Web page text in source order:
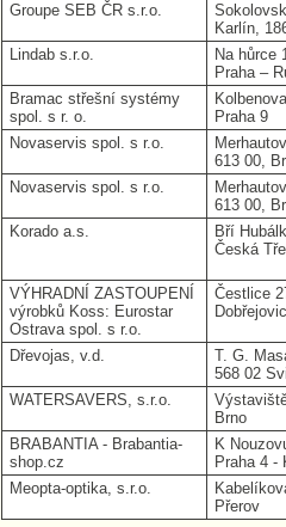
Groupe SEB ČR s.r.o.
Karlín,
Lindab s.r.o.
Na hůrce
Praha –
Bramac střešní systémy
spol. s r. o.
Praha 9
Novaservis spol. s r.o.
613 00,
Novaservis spol. s r.o.
613 00,
Korado a.s.
Bří
Česká
VÝHRADNÍ ZASTOUPENÍ
výrobků Koss: Eurostar
Ostrava spol. s r.o.
Čestlice
Dřevojas, v.d.
T. G.
568 02
WATERSAVERS, s.r.o.
Brno
BRABANTIA - Brabantia-
shop.cz
K
Praha 4 -
Meopta-optika, s.r.o.
Přerov